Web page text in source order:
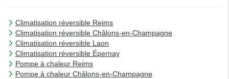
Climatisation réversible Reims
Climatisation réversible Châlons-en-Champagne
Climatisation réversible Laon
Climatisation réversible Épernay
Pompe à chaleur Reims
Pompe à chaleur Châlons-en-Champagne